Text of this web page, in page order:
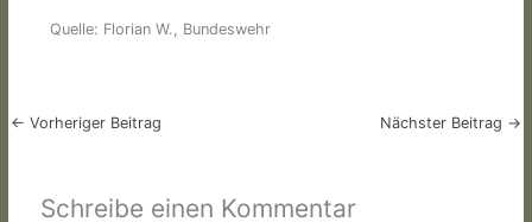
Quelle: Florian W., Bundeswehr
← Vorheriger Beitrag Nächster Beitrag →
Schreibe einen Kommentar